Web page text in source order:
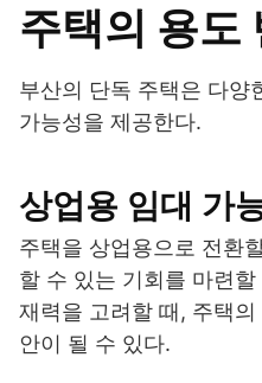
주택의 용도
부산의 단독 주택은 다양
가능성을 제공한다.
상업용 임대 가
주택을 상업용으로 전환
할 수 있는 기회를 마련
재력을 고려할 때, 주택
안이 될 수 있다.